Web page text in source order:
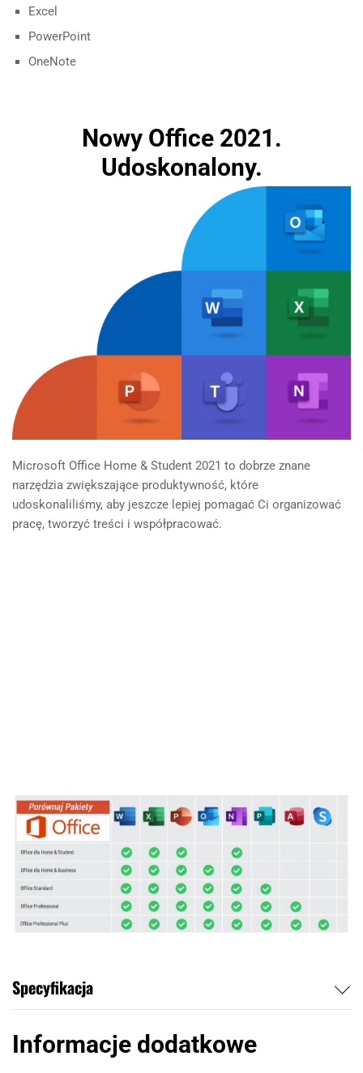
Excel
PowerPoint
OneNote
Nowy Office 2021.
Udoskonalony.
Microsoft Office Home & Student 2021 to dobrze znane
narzędzia zwiększające produktywność, które
udoskonaliliśmy, aby jeszcze lepiej pomagać Ci organizować
pracę, tworzyć treści i współpracować.
Specyfikacja
Informacje dodatkowe